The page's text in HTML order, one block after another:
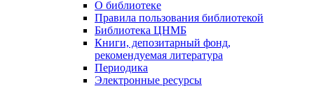
О библиотеке
Правила пользования библиотекой
Библиотека ЦНМБ
Книги, депозитарный фонд,
рекомендуемая литература
Периодика
Электронные ресурсы